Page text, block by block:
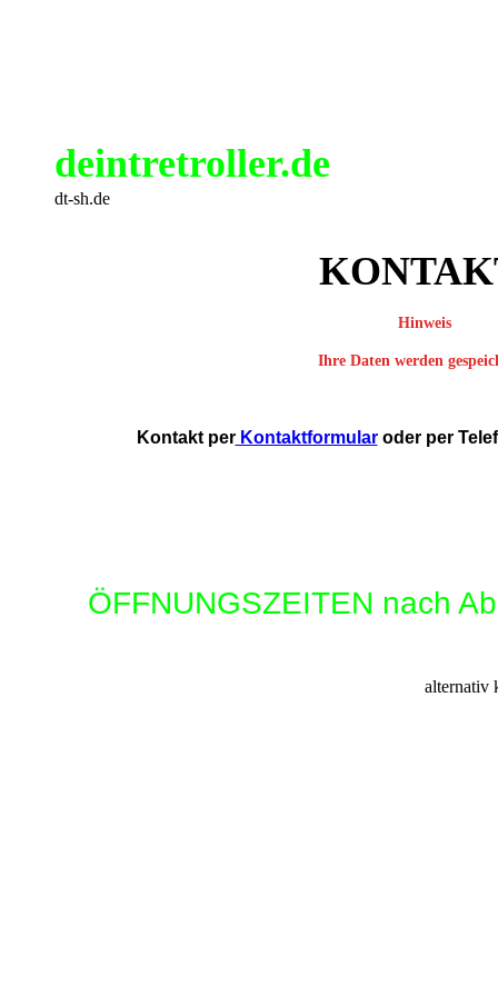
deintretroller.de
dt-sh.de
Hinweis
Ihre Daten werden
Kontakt perKontaktformularoder per
ÖFFNUNGSZEITEN nach
alternativ